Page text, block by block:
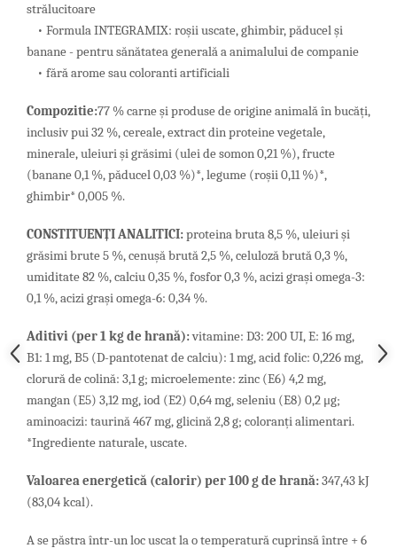
strălucitoare
• Formula INTEGRAMIX: roșii uscate, ghimbir, păducel și
banane - pentru sănătatea generală a animalului de companie
• fără arome sau coloranti artificiali
Compozitie:77 % carne și produse de origine animală în bucăți,
inclusiv pui 32 %, cereale, extract din proteine vegetale,
minerale, uleiuri și grăsimi (ulei de somon 0,21 %), fructe
(banane 0,1 %, păducel 0,03 %)*, legume (roșii 0,11 %)*,
ghimbir* 0,005 %.
CONSTITUENȚI ANALITICI:proteina bruta 8,5 %, uleiuri și
grăsimi brute 5 %, cenușă brută 2,5 %, celuloză brută 0,3 %,
umiditate 82 %, calciu 0,35 %, fosfor 0,3 %, acizi grași omega-3:
0,1 %, acizi grași omega-6: 0,34 %.
Aditivi (per 1 kg de hrană):vitamine: D3: 200 UI, E: 16 mg,
B1: 1 mg, B5 (D-pantotenat de calciu): 1 mg, acid folic: 0,226 mg,
clorură de colină: 3,1 g; microelemente: zinc (E6) 4,2 mg,
mangan (E5) 3,12 mg, iod (E2) 0,64 mg, seleniu (E8) 0,2 μg;
aminoacizi: taurină 467 mg, glicină 2,8 g; coloranți alimentari.
*Ingrediente naturale, uscate.
Valoarea energetică (calorir) per 100 g de hrană:347,43 kJ
(83,04 kcal).
A se păstra într-un loc uscat la o temperatură cuprinsă între + 6